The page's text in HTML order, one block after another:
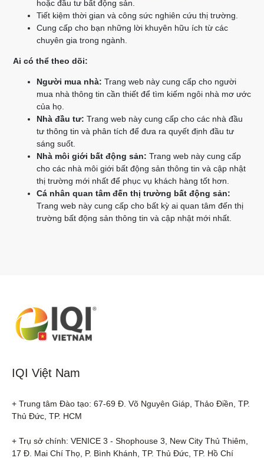
hoặc đầu tư bất động sản.
Tiết kiệm thời gian và công sức nghiên cứu thị trường.
Cung cấp cho bạn những lời khuyên hữu ích từ các
chuyên gia trong ngành.
Ai có thể theo dõi:
Người mua nhà: Trang web này cung cấp cho người
mua nhà thông tin cần thiết để tìm kiếm ngôi nhà mơ ước
của họ.
Nhà đầu tư: Trang web này cung cấp cho các nhà đầu
tư thông tin và phân tích để đưa ra quyết định đầu tư
sáng suốt.
Nhà môi giới bất động sản: Trang web này cung cấp
cho các nhà môi giới bất động sản thông tin và cập nhật
thị trường mới nhất để phục vụ khách hàng tốt hơn.
Cá nhân quan tâm đến thị trường bất động sản:
Trang web này cung cấp cho bất kỳ ai quan tâm đến thị
trường bất động sản thông tin và cập nhật mới nhất.
IQI Việt Nam
+ Trung tâm Đào tạo: 67-69 Đ. Võ Nguyên Giáp, Thảo Điền, TP.
Thủ Đức, TP. HCM
+ Trụ sở chính: VENICE 3 - Shophouse 3, New City Thủ Thiêm,
17 Đ. Mai Chí Thọ, P. Bình Khánh, TP. Thủ Đức, TP. Hồ Chí